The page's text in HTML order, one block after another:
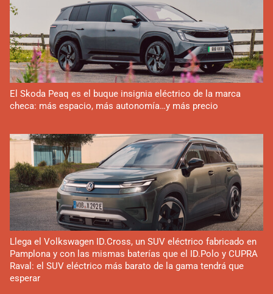
El Skoda Peaq es el buque insignia eléctrico de la marca
checa: más espacio, más autonomía…y más precio
Llega el Volkswagen ID.Cross, un SUV eléctrico fabricado en
Pamplona y con las mismas baterías que el ID.Polo y CUPRA
Raval: el SUV eléctrico más barato de la gama tendrá que
esperar